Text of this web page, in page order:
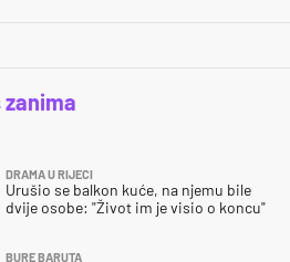
DRAMA U RIJECI
Urušio se balkon kuće, na njemu bile
dvije osobe: "Život im je visio o koncu"
BURE BARUTA